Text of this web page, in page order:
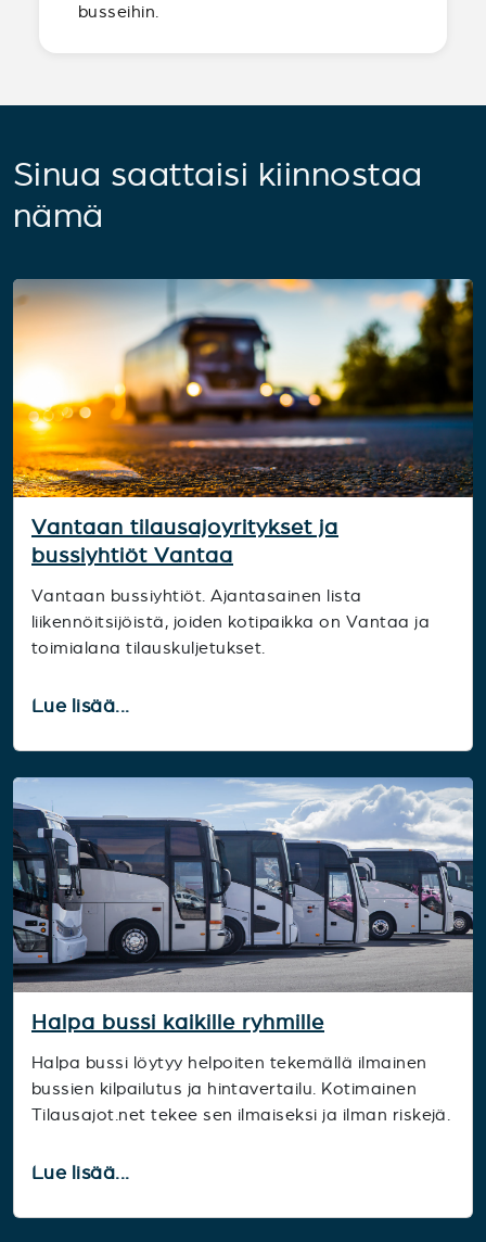
busseihin.
Sinua saattaisi kiinnostaa
nämä
Vantaan tilausajoyritykset ja
bussiyhtiöt Vantaa
Vantaan bussiyhtiöt. Ajantasainen lista
liikennöitsijöistä, joiden kotipaikka on Vantaa ja
toimialana tilauskuljetukset.
Lue lisää...
Halpa bussi kaikille ryhmille
Halpa bussi löytyy helpoiten tekemällä ilmainen
bussien kilpailutus ja hintavertailu. Kotimainen
Tilausajot.net tekee sen ilmaiseksi ja ilman riskejä.
Lue lisää...